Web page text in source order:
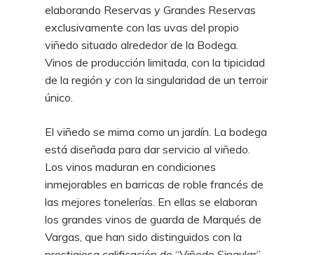
elaborando Reservas y Grandes Reservas
exclusivamente con las uvas del propio
viñedo situado alrededor de la Bodega.
Vinos de producción limitada, con la tipicidad
de la región y con la singularidad de un terroir
único.
El viñedo se mima como un jardín. La bodega
está diseñada para dar servicio al viñedo.
Los vinos maduran en condiciones
inmejorables en barricas de roble francés de
las mejores tonelerías. En ellas se elaboran
los grandes vinos de guarda de Marqués de
Vargas, que han sido distinguidos con la